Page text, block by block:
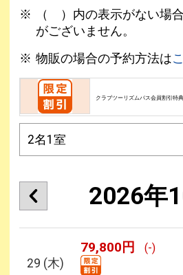
（ ）内の表示がない場
がございません。
物販の場合の予約方法は
クラブツーリズムパス会員割引特
2026年
29 (木)
79,800円 (-)